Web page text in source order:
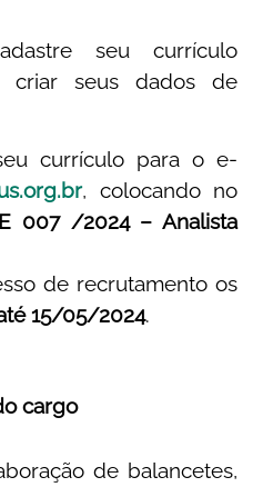
seu currículo
criar seus dados de
currículo para o e-
, colocando no
007 /2024 – Analista
de recrutamento os
15/05/2024.
cargo
de balancetes,